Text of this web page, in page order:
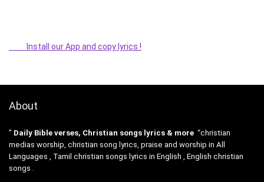
Install our App and copy lyrics !
About
” Daily Bible verses, Christian songs lyrics & more “christian
medias worship, christian song lyrics, praise and worship in All
Languages , Tamil christian songs lyrics in English , English christian
songs .